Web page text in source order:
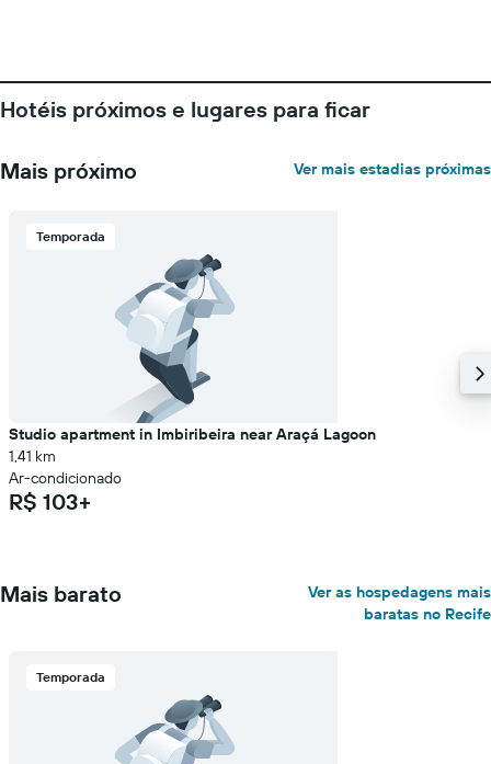
Hotéis próximos e lugares para ficar
Mais próximo Ver mais estadias próximas
Temporada
Studio apartment in Imbiribeira near Araçá Lagoon
1,41 km
Ar-condicionado
R$ 103+
Mais barato
Ver as hospedagens mais
baratas no Recife
Temporada